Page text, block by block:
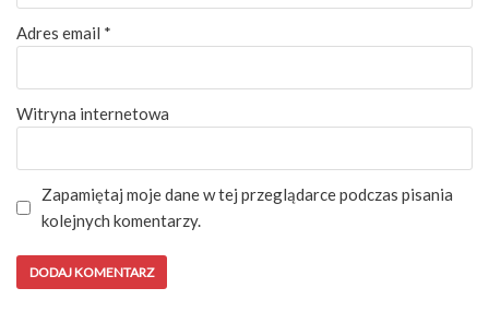
Adres email *
Witryna internetowa
Zapamiętaj moje dane w tej przeglądarce podczas pisania
kolejnych komentarzy.